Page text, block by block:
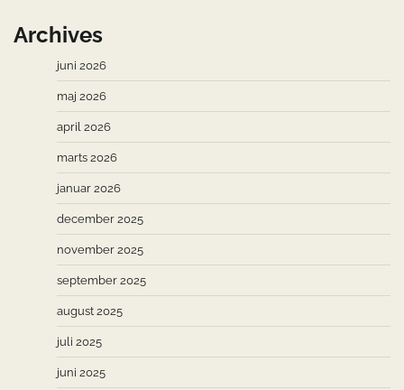
Archives
juni 2026
maj 2026
april 2026
marts 2026
januar 2026
december 2025
november 2025
september 2025
august 2025
juli 2025
juni 2025